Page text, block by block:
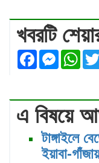
খবরটি
Facebook
এ বিষয়ে
টাঙ্গাইলে
ইয়াবা-